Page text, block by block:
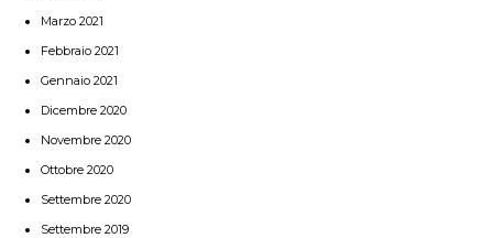
Marzo 2021
Febbraio 2021
Gennaio 2021
Dicembre 2020
Novembre 2020
Ottobre 2020
Settembre 2020
Settembre 2019